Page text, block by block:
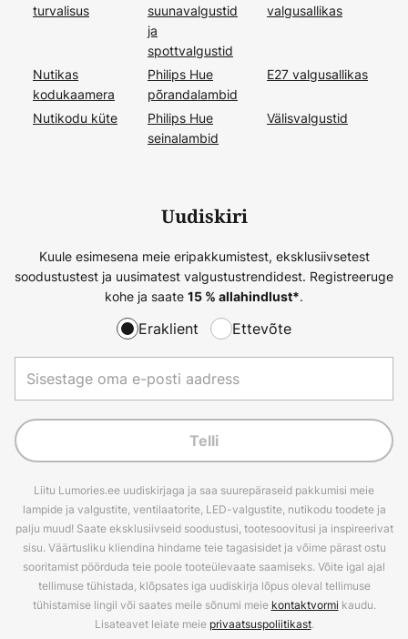
turvalisus
suunavalgustid
ja
spottvalgustid
valgusallikas
Nutikas
kodukaamera
Philips Hue
põrandalambid
E27 valgusallikas
Nutikodu küte
Philips Hue
seinalambid
Välisvalgustid
Uudiskiri
Kuule esimesena meie eripakkumistest, eksklusiivsetest
soodustustest ja uusimatest valgustustrendidest. Registreeruge
kohe ja saate 15 % allahindlust*.
Eraklient Ettevõte
Telli
Liitu Lumories.ee uudiskirjaga ja saa suurepäraseid pakkumisi meie
lampide ja valgustite, ventilaatorite, LED-valgustite, nutikodu toodete ja
palju muud! Saate eksklusiivseid soodustusi, tootesoovitusi ja inspireerivat
sisu. Väärtusliku kliendina hindame teie tagasisidet ja võime pärast ostu
sooritamist pöörduda teie poole tooteülevaate saamiseks. Võite igal ajal
tellimuse tühistada, klõpsates iga uudiskirja lõpus oleval tellimuse
tühistamise lingil või saates meile sõnumi meie kontaktvormi kaudu.
Lisateavet leiate meie privaatsuspoliitikast.